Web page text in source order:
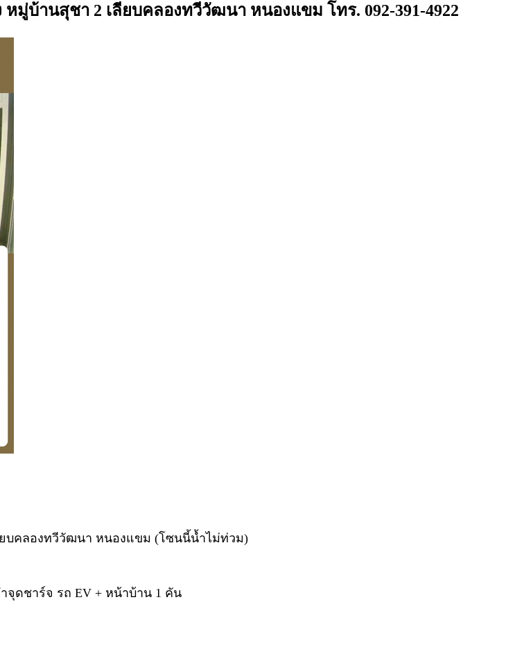
มู่บ้านสุชา 2 เลียบคลองทวีวัฒนา หนองแขม โทร. 092-391-4922
บคลองทวีวัฒนา หนองแขม (โซนนี้น้ำไม่ท่วม)
จุดชาร์จ รถ EV + หน้าบ้าน 1 คัน